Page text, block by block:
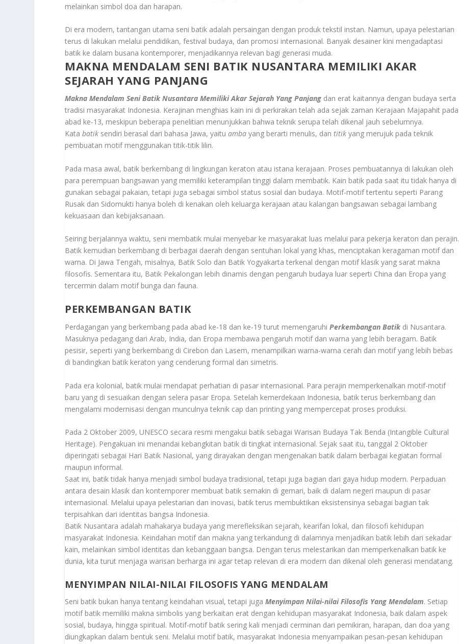
melainkan simbol doa dan harapan.
Di era modern, tantangan utama seni batik adalah persaingan dengan produk tekstil instan. Namun, upaya pelestarian
terus di lakukan melalui pendidikan, festival budaya, dan promosi internasional. Banyak desainer kini mengadaptasi
batik ke dalam busana kontemporer, menjadikannya relevan bagi generasi muda.
MAKNA MENDALAM SENI BATIK NUSANTARA MEMILIKI AKAR
SEJARAH YANG PANJANG
Makna Mendalam Seni Batik Nusantara Memiliki Akar Sejarah Yang Panjang dan erat kaitannya dengan budaya serta
tradisi masyarakat Indonesia. Kerajinan menghias kain ini di perkirakan telah ada sejak zaman Kerajaan Majapahit pada
abad ke-13, meskipun beberapa penelitian menunjukkan bahwa teknik serupa telah dikenal jauh sebelumnya.
Katabatik sendiri berasal dari bahasa Jawa, yaituamba yang berarti menulis, dantitik yang merujuk pada teknik
pembuatan motif menggunakan titik-titik lilin.
Pada masa awal, batik berkembang di lingkungan keraton atau istana kerajaan. Proses pembuatannya di lakukan oleh
para perempuan bangsawan yang memiliki keterampilan tinggi dalam membatik. Kain batik pada saat itu tidak hanya di
gunakan sebagai pakaian, tetapi juga sebagai simbol status sosial dan budaya. Motif-motif tertentu seperti Parang
Rusak dan Sidomukti hanya boleh di kenakan oleh keluarga kerajaan atau kalangan bangsawan sebagai lambang
kekuasaan dan kebijaksanaan.
Seiring berjalannya waktu, seni membatik mulai menyebar ke masyarakat luas melalui para pekerja keraton dan perajin.
Batik kemudian berkembang di berbagai daerah dengan sentuhan lokal yang khas, menciptakan keragaman motif dan
warna. Di Jawa Tengah, misalnya, Batik Solo dan Batik Yogyakarta terkenal dengan motif klasik yang sarat makna
filosofis. Sementara itu, Batik Pekalongan lebih dinamis dengan pengaruh budaya luar seperti China dan Eropa yang
tercermin dalam motif bunga dan fauna.
PERKEMBANGAN BATIK
Perdagangan yang berkembang pada abad ke-18 dan ke-19 turut memengaruhiPerkembangan Batikdi Nusantara.
Masuknya pedagang dari Arab, India, dan Eropa membawa pengaruh motif dan warna yang lebih beragam. Batik
pesisir, seperti yang berkembang di Cirebon dan Lasem, menampilkan warna-warna cerah dan motif yang lebih bebas
di bandingkan batik keraton yang cenderung formal dan simetris.
Pada era kolonial, batik mulai mendapat perhatian di pasar internasional. Para perajin memperkenalkan motif-motif
baru yang di sesuaikan dengan selera pasar Eropa. Setelah kemerdekaan Indonesia, batik terus berkembang dan
mengalami modernisasi dengan munculnya teknik cap dan printing yang mempercepat proses produksi.
Pada 2 Oktober 2009, UNESCO secara resmi mengakui batik sebagai Warisan Budaya Tak Benda (Intangible Cultural
Heritage). Pengakuan ini menandai kebangkitan batik di tingkat internasional. Sejak saat itu, tanggal 2 Oktober
diperingati sebagai Hari Batik Nasional, yang dirayakan dengan mengenakan batik dalam berbagai kegiatan formal
maupun informal.
Saat ini, batik tidak hanya menjadi simbol budaya tradisional, tetapi juga bagian dari gaya hidup modern. Perpaduan
antara desain klasik dan kontemporer membuat batik semakin di gemari, baik di dalam negeri maupun di pasar
internasional. Melalui upaya pelestarian dan inovasi, batik terus membuktikan eksistensinya sebagai bagian tak
terpisahkan dari identitas bangsa Indonesia.
Batik Nusantara adalah mahakarya budaya yang merefleksikan sejarah, kearifan lokal, dan filosofi kehidupan
masyarakat Indonesia. Keindahan motif dan makna yang terkandung di dalamnya menjadikan batik lebih dari sekadar
kain, melainkan simbol identitas dan kebanggaan bangsa. Dengan terus melestarikan dan memperkenalkan batik ke
dunia, kita turut menjaga warisan berharga ini agar tetap relevan di era modern dan dikenal oleh generasi mendatang.
MENYIMPAN NILAI-NILAI FILOSOFIS YANG MENDALAM
Seni batik bukan hanya tentang keindahan visual, tetapi jugaMenyimpan Nilai-nilai Filosofis Yang Mendalam. Setiap
motif batik memiliki makna simbolis yang berkaitan erat dengan kehidupan masyarakat Indonesia, baik dalam aspek
sosial, budaya, hingga spiritual. Motif-motif batik sering kali menjadi cerminan dari pemikiran, harapan, dan doa yang
diungkapkan dalam bentuk seni. Melalui motif batik, masyarakat Indonesia menyampaikan pesan-pesan kehidupan